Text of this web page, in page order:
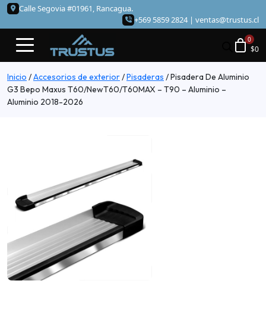
Calle Segovia #01961, Rancagua.
+569 5859 2824 | ventas@trustus.cl
$0
Inicio /Accesorios de exterior/Pisaderas /Pisadera De Aluminio
G3 Bepo Maxus T60/NewT60/T60MAX – T90 – Aluminio –
Aluminio 2018-2026